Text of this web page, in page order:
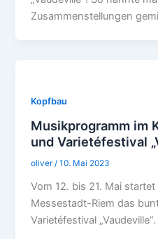
Zusammenstellungen
Kopfbau
Musikprogramm im
und Varietéfestival
oliver/10. Mai 2023
Vom 12. bis 21. Mai
Messestadt-Riem das
Varietéfestival